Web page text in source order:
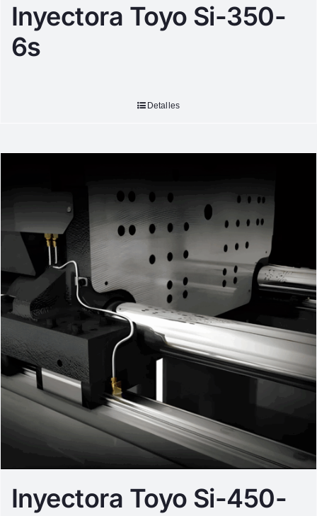
Inyectora Toyo Si-350-
6s
Detalles
Inyectora Toyo Si-450-